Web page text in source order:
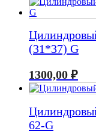
(31*37) G
1300,00 ₽
62-G